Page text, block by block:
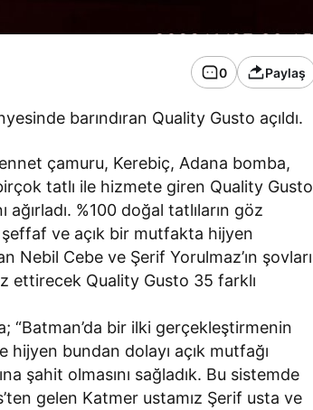
0 Paylaş
barındıran Quality Gusto açıldı.
çamuru, Kerebiç, Adana bomba,
tatlı ile hizmete giren Quality Gusto
ağırladı. %100 doğal tatlıların göz
ve açık bir mutfakta hijyen
Nebil Cebe ve Şerif Yorulmaz’ın şovları
ettirecek Quality Gusto 35 farklı
“Batman’da bir ilki gerçekleştirmenin
bundan dolayı açık mutfağı
şahit olmasını sağladık. Bu sistemde
gelen Katmer ustamız Şerif usta ve